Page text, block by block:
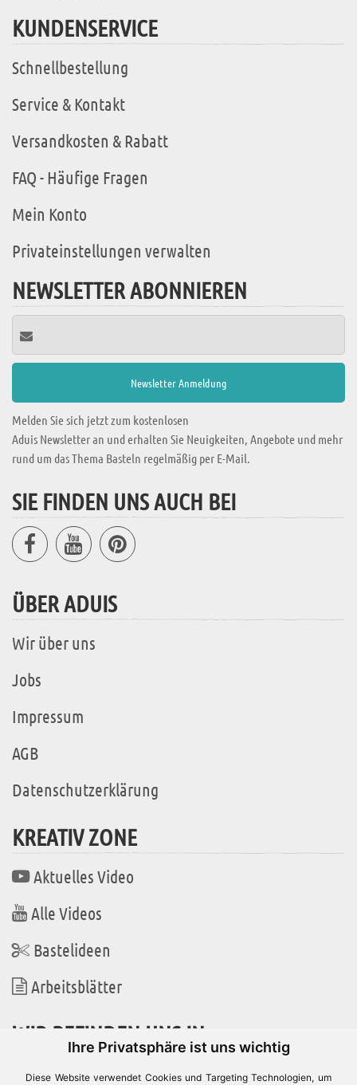
Ihre Privatsphäre ist uns wichtig
Diese Website verwendet Cookies und Targeting Technologien, um
KUNDENSERVICE
Schnellbestellung
Service & Kontakt
Versandkosten & Rabatt
FAQ - Häufige Fragen
Mein Konto
Privateinstellungen verwalten
NEWSLETTER ABONNIEREN
Melden Sie sich jetzt zum kostenlosen
Aduis Newsletter an und erhalten Sie Neuigkeiten, Angebote und mehr
rund um das Thema Basteln regelmäßig per E-Mail.
SIE FINDEN UNS AUCH BEI
ÜBER ADUIS
Wir über uns
Jobs
Impressum
AGB
Datenschutzerklärung
KREATIV ZONE
Aktuelles Video
Alle Videos
Bastelideen
Arbeitsblätter
WIR BEFINDEN UNS IN